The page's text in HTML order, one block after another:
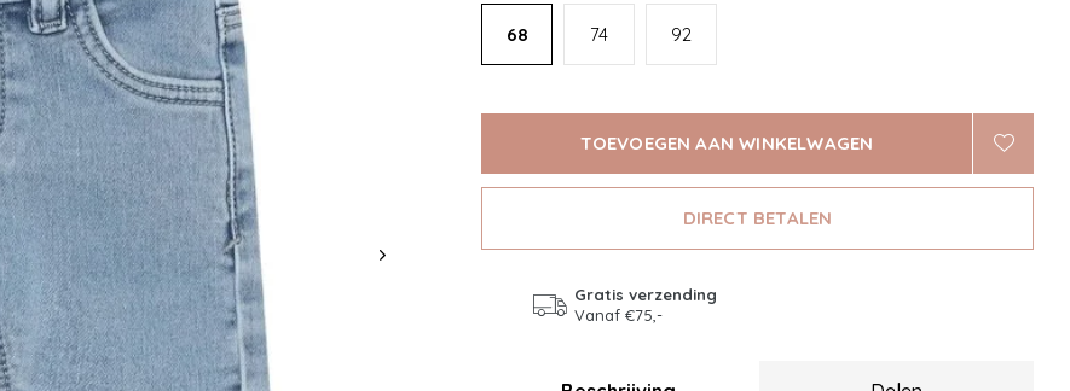
68 74 92
TOEVOEGEN AAN WINKELWAGEN
DIRECT BETALEN
Gratis verzending
Vanaf €75,-